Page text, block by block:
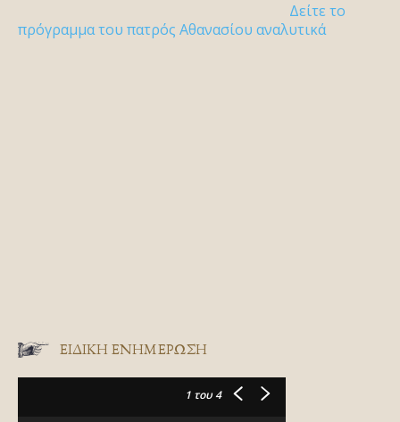
Δείτε το
πρόγραμμα του πατρός Αθανασίου αναλυτικά
ΕΙΔΙΚΉ ΕΝΗΜΈΡΩΣΗ
1 του 4